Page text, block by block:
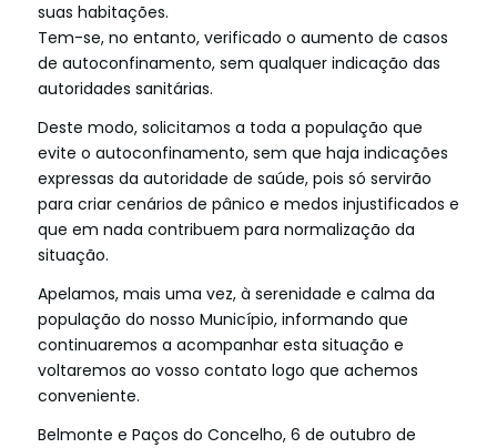
suas habitações.
Tem-se, no entanto, verificado o aumento de casos
de autoconfinamento, sem qualquer indicação das
autoridades sanitárias.
Deste modo, solicitamos a toda a população que
evite o autoconfinamento, sem que haja indicações
expressas da autoridade de saúde, pois só servirão
para criar cenários de pânico e medos injustificados e
que em nada contribuem para normalização da
situação.
Apelamos, mais uma vez, à serenidade e calma da
população do nosso Município, informando que
continuaremos a acompanhar esta situação e
voltaremos ao vosso contato logo que achemos
conveniente.
Belmonte e Paços do Concelho, 6 de outubro de